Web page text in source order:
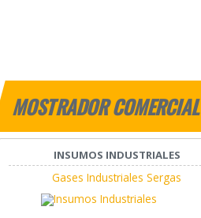
MOSTRADOR COMERCIAL
INSUMOS INDUSTRIALES
Gases Industriales Sergas